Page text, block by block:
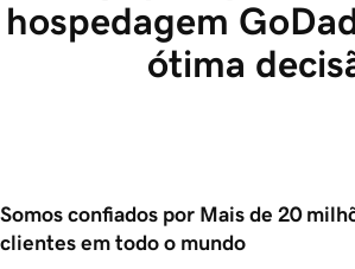
hospedagem
ótima
Somos confiados por Mais de 20
clientes em todo o mundo